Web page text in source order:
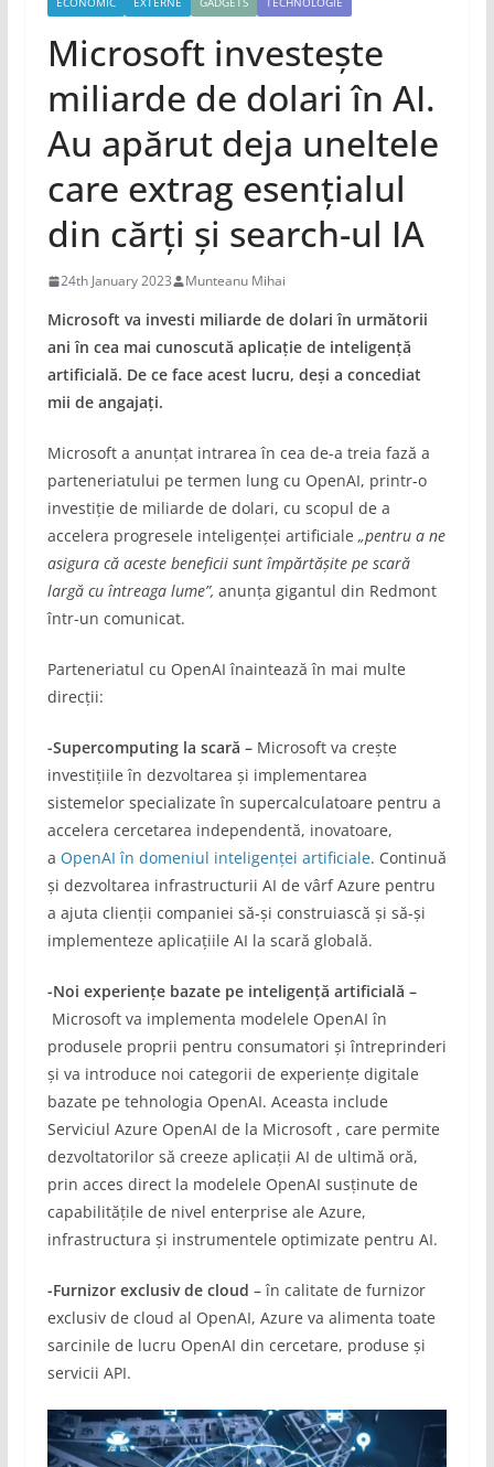
Microsoft investește
miliarde de dolari în AI.
Au apărut deja uneltele
care extrag esențialul
din cărți și search-ul IA
24th January 2023 Munteanu Mihai
Microsoft va investi miliarde de dolari în următorii
ani în cea mai cunoscută aplicație de inteligență
artificială. De ce face acest lucru, deși a concediat
mii de angajați.
Microsoft a anunțat intrarea în cea de-a treia fază a
parteneriatului pe termen lung cu OpenAI, printr-o
investiție de miliarde de dolari, cu scopul de a
accelera progresele inteligenței artificiale „pentru a ne
asigura că aceste beneficii sunt împărtășite pe scară
largă cu întreaga lume”, anunța gigantul din Redmont
într-un comunicat.
Parteneriatul cu OpenAI înaintează în mai multe
direcții:
-Supercomputing la scară –Microsoft va crește
investițiile în dezvoltarea și implementarea
sistemelor specializate în supercalculatoare pentru a
accelera cercetarea independentă, inovatoare,
a OpenAI în domeniul inteligenței artificiale. Continuă
și dezvoltarea infrastructurii AI de vârf Azure pentru
a ajuta clienții companiei să-și construiască și să-și
implementeze aplicațiile AI la scară globală.
-Noi experiențe bazate pe inteligență artificială –
Microsoft va implementa modelele OpenAI în
produsele proprii pentru consumatori și întreprinderi
și va introduce noi categorii de experiențe digitale
bazate pe tehnologia OpenAI. Aceasta include
Serviciul Azure OpenAI de la Microsoft , care permite
dezvoltatorilor să creeze aplicații AI de ultimă oră,
prin acces direct la modelele OpenAI susținute de
capabilitățile de nivel enterprise ale Azure,
infrastructura și instrumentele optimizate pentru AI.
-Furnizor exclusiv de cloud – în calitate de furnizor
exclusiv de cloud al OpenAI, Azure va alimenta toate
sarcinile de lucru OpenAI din cercetare, produse și
servicii API.